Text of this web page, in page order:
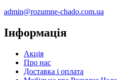
admin@rozumne-chado.com.ua
Інформація
Акція
Про нас
Доставка і оплата